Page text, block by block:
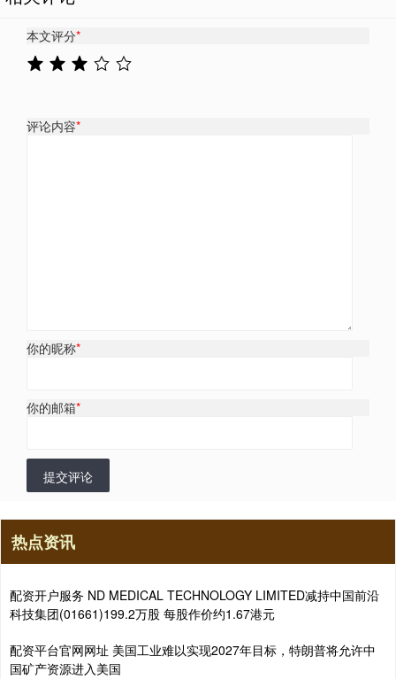
本文评分*
评论内容*
你的昵称*
你的邮箱*
提交评论
热点资讯
配资开户服务 ND MEDICAL TECHNOLOGY LIMITED减持中国前沿
科技集团(01661)199.2万股 每股作价约1.67港元
配资平台官网网址 美国工业难以实现2027年目标，特朗普将允许中
国矿产资源进入美国